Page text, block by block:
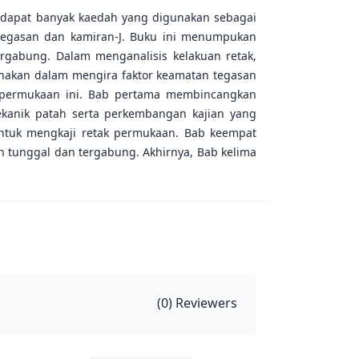
banyak kaedah yang digunakan sebagai
dan kamiran-J. Buku ini menumpukan
Dalam menganalisis kelakuan retak,
dalam mengira faktor keamatan tegasan
ini. Bab pertama membincangkan
patah serta perkembangan kajian yang
mengkaji retak permukaan. Bab keempat
tunggal dan tergabung. Akhirnya, Bab kelima
(0) Reviewers